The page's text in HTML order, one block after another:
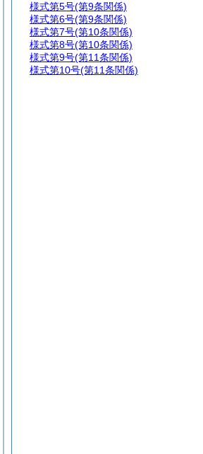
様式第5号(第9条関係)
様式第6号(第9条関係)
様式第7号(第10条関係)
様式第8号(第10条関係)
様式第9号(第11条関係)
様式第10号(第11条関係)